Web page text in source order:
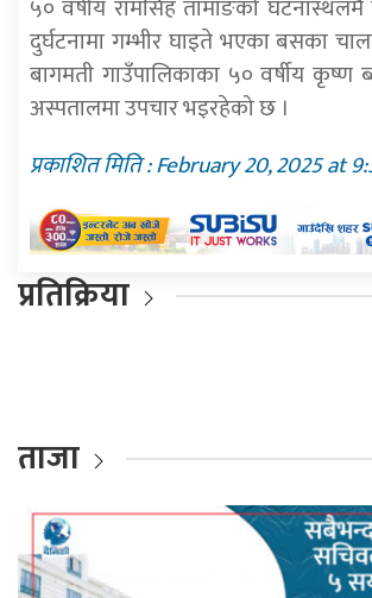
५० वर्षीय रामसिंह तामाङको
दुर्घटनामा गम्भीर घाइते भएका बसका
बागमती गाउँपालिकाका ५० वर्षीय
अस्पतालमा उपचार भइरहेको छ ।
प्रकाशित मिति : February 20, 2025 at
प्रतिक्रिया
ताजा